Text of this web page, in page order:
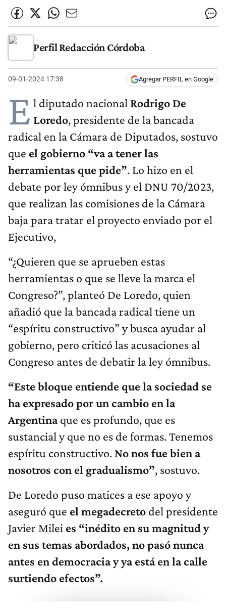
Perfil Redacción Córdoba
09-01-2024 17:38 Agregar PERFIL en Google
E l diputado nacional Rodrigo De
Loredo, presidente de la bancada
radical en la Cámara de Diputados, sostuvo
que el gobierno “va a tener las
herramientas que pide”. Lo hizo en el
debate por ley ómnibus y el DNU 70/2023,
que realizan las comisiones de la Cámara
baja para tratar el proyecto enviado por el
Ejecutivo,
“¿Quieren que se aprueben estas
herramientas o que se lleve la marca el
Congreso?”, planteó De Loredo, quien
añadió que la bancada radical tiene un
“espíritu constructivo” y busca ayudar al
gobierno, pero criticó las acusaciones al
Congreso antes de debatir la ley ómnibus.
“Este bloque entiende que la sociedad se
ha expresado por un cambio en la
Argentinaque es profundo, que es
sustancial y que no es de formas. Tenemos
espíritu constructivo. No nos fue bien a
nosotros con el gradualismo”, sostuvo.
De Loredo puso matices a ese apoyo y
aseguró que el megadecreto del presidente
Javier Milei es “inédito en su magnitud y
en sus temas abordados, no pasó nunca
antes en democracia y ya está en la calle
surtiendo efectos”.